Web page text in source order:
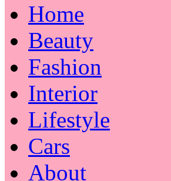
Home
Beauty
Fashion
Interior
Lifestyle
Cars
About